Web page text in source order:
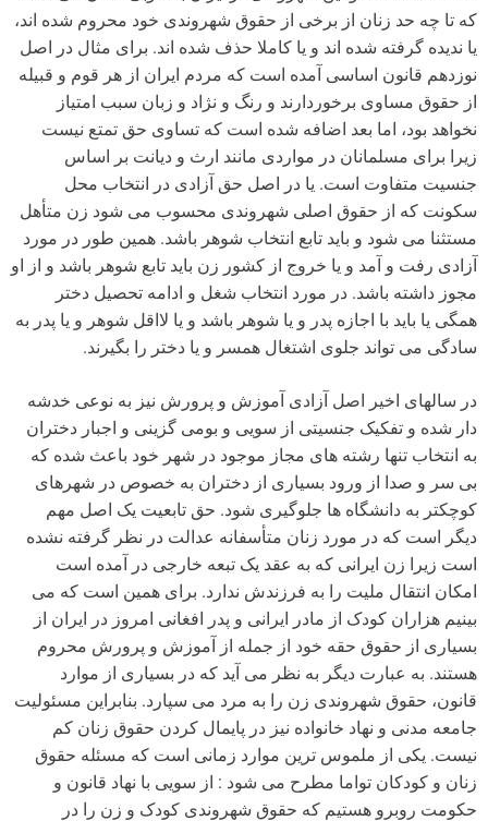
که تا چه حد زنان از برخی از حقوق شهروندی خود محروم شده اند،
یا ندیده گرفته شده اند و یا کاملا حذف شده اند. برای مثال در اصل
نوزدهم قانون اساسی آمده است که مردم ایران از هر قوم و قبیله
از حقوق مساوی برخوردارند و رنگ و نژاد و زبان سبب امتیاز
نخواهد بود، اما بعد اضافه شده است که تساوی حق تمتع نیست
زیرا برای مسلمانان در مواردی مانند ارث و دیانت بر اساس
جنسیت متفاوت است. یا در اصل حق آزادی در انتخاب محل
سکونت که از حقوق اصلی شهروندی محسوب می شود زن متأهل
مستثنا می شود و باید تابع انتخاب شوهر باشد. همین طور در مورد
آزادی رفت و آمد و یا خروج از کشور زن باید تابع شوهر باشد و از او
مجوز داشته باشد. در مورد انتخاب شغل و ادامه تحصیل دختر
همگی یا باید با اجازه پدر و یا شوهر باشد و یا لااقل شوهر و یا پدر به
سادگی می تواند جلوی اشتغال همسر و یا دختر را بگیرند.
در سالهای اخیر اصل آزادی آموزش و پرورش نیز به نوعی خدشه
دار شده و تفکیک جنسیتی از سویی و بومی گزینی و اجبار دختران
به انتخاب تنها رشته های مجاز موجود در شهر خود باعث شده که
بی سر و صدا از ورود بسیاری از دختران به خصوص در شهرهای
کوچکتر به دانشگاه ها جلوگیری شود. حق تابعیت یک اصل مهم
دیگر است که در مورد زنان متأسفانه عدالت در نظر گرفته نشده
است زیرا زن ایرانی که به عقد یک تبعه خارجی در آمده است
امکان انتقال ملیت را به فرزندش ندارد. برای همین است که می
بینیم هزاران کودک از مادر ایرانی و پدر افغانی امروز در ایران از
بسیاری از حقوق حقه خود از جمله از آموزش و پرورش محروم
هستند. به عبارت دیگر به نظر می آید که در بسیاری از موارد
قانون، حقوق شهروندی زن را به مرد می سپارد. بنابراین مسئولیت
جامعه مدنی و نهاد خانواده نیز در پایمال کردن حقوق زنان کم
نیست. یکی از ملموس ترین موارد زمانی است که مسئله حقوق
زنان و کودکان تواما مطرح می شود : از سویی با نهاد قانون و
حکومت روبرو هستیم که حقوق شهروندی کودک و زن را در